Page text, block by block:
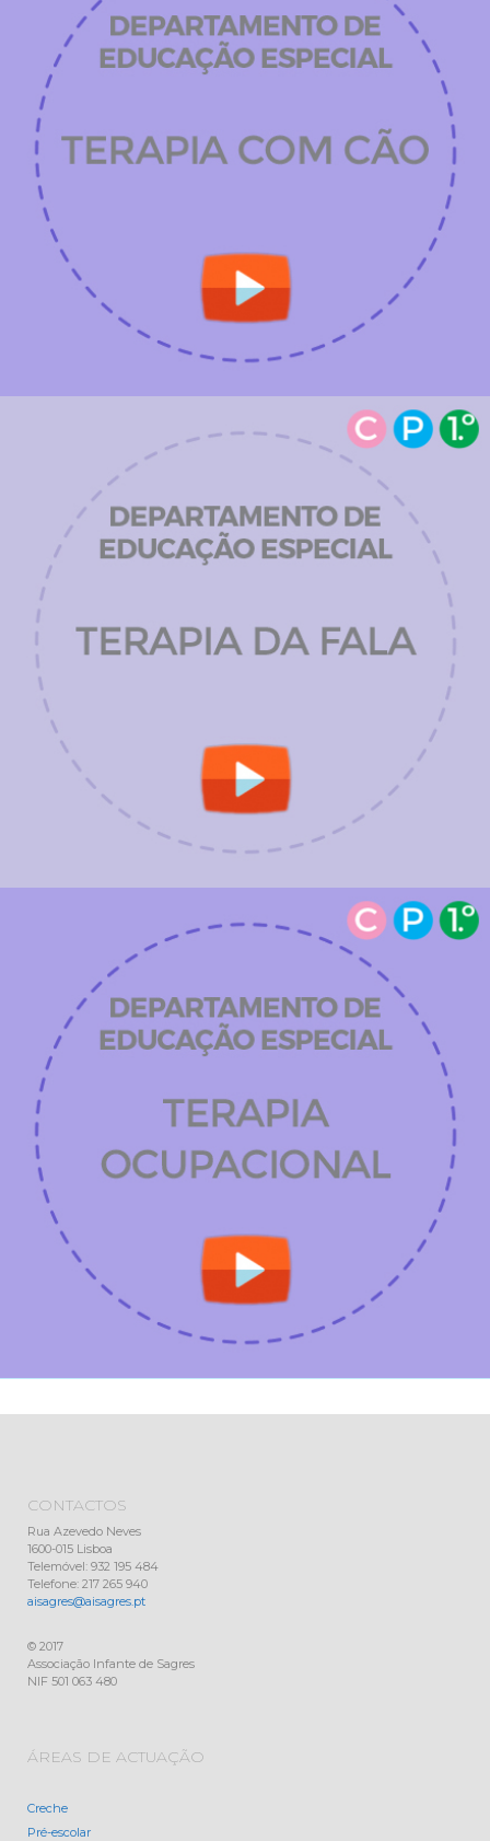
CONTACTOS
Rua Azevedo Neves
1600-015 Lisboa
Telemóvel: 932 195 484
Telefone: 217 265 940
aisagres@aisagres.pt
© 2017
Associação Infante de Sagres
NIF 501 063 480
ÁREAS DE ACTUAÇÃO
Creche
Pré-escolar